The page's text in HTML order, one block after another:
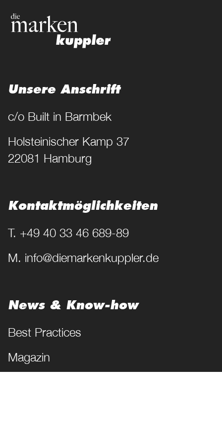
Unsere Anschrift
c/o Built in Barmbek
Holsteinischer Kamp 37
22081 Hamburg
Kontakt­möglichkeiten
T. +49 40 33 46 689-89
M. info@diemarkenkuppler.de
News & Know-how
Best Practices
Magazin